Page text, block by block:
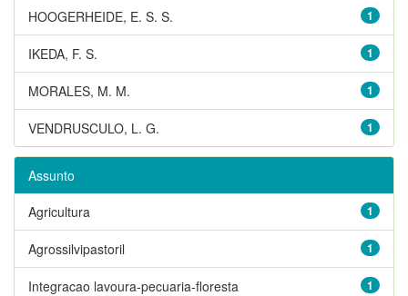
1
HOOGERHEIDE, E. S. S.
1
IKEDA, F. S.
1
MORALES, M. M.
1
VENDRUSCULO, L. G.
Assunto
1
Agricultura
1
Agrossilvipastoril
1
Integracao lavoura-pecuaria-floresta